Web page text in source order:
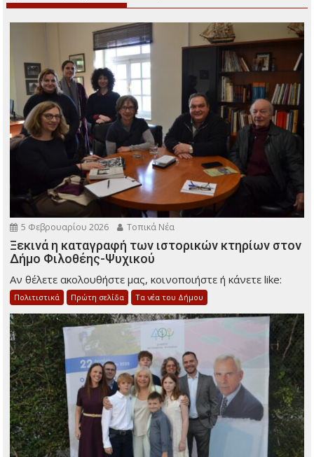
5 Φεβρουαρίου 2026 Τοπικά Νέα
Ξεκινά η καταγραφή των ιστορικών κτηρίων στον
Δήμο Φιλοθέης-Ψυχικού
Αν θέλετε ακολουθήστε μας, κοινοποιήστε ή κάνετε like:
Πολιτιστικά Πρώτη σελίδα Τα νέα του Δήμου